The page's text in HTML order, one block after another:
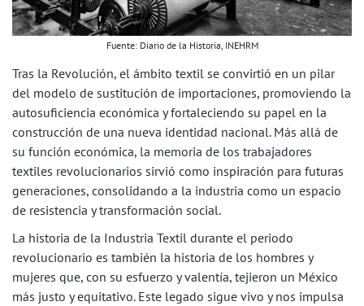
Fuente: Diario de la Historia, INEHRM
Tras la Revolución, el ámbito textil se convirtió en un pilar
del modelo de sustitución de importaciones, promoviendo la
autosuficiencia económica y fortaleciendo su papel en la
construcción de una nueva identidad nacional. Más allá de
su función económica, la memoria de los trabajadores
textiles revolucionarios sirvió como inspiración para futuras
generaciones, consolidando a la industria como un espacio
de resistencia y transformación social.
La historia de la Industria Textil durante el periodo
revolucionario es también la historia de los hombres y
mujeres que, con su esfuerzo y valentía, tejieron un México
más justo y equitativo. Este legado sigue vivo y nos impulsa